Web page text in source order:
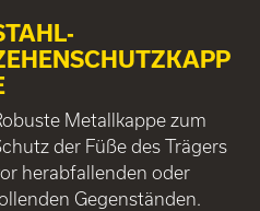
Metallkappe zum
der Füße des Trägers
herabfallenden oder
Gegenständen.